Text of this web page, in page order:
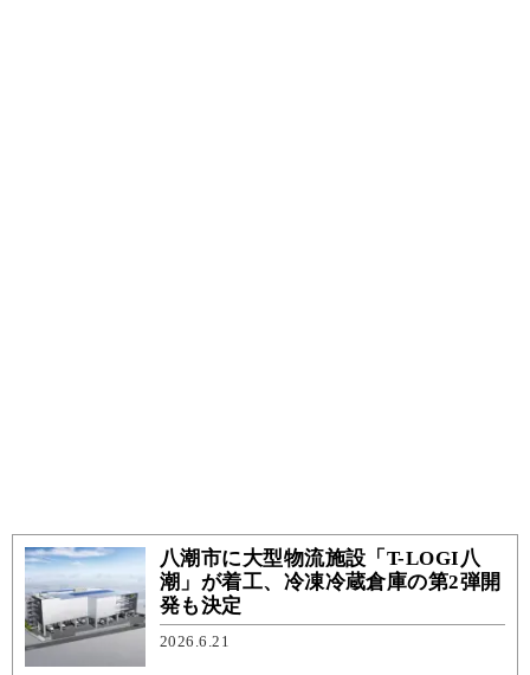
八潮市に大型物流施設「T-LOGI八
潮」が着工、冷凍冷蔵倉庫の第2弾開
発も決定
2026.6.21